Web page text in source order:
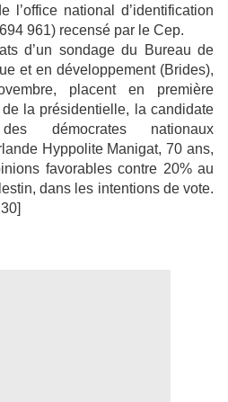
national d’identification
961) recensé par le Cep.
d’un sondage du Bureau de
et en développement (Brides),
placent en première
la présidentielle, la candidate
démocrates nationaux
Hyppolite Manigat, 70 ans,
favorables contre 20% au
dans les intentions de vote.